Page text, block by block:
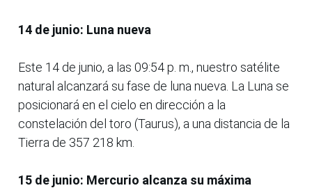
14 de junio: Luna nueva
Este 14 de junio, a las 09:54 p. m., nuestro satélite
natural alcanzará su fase de luna nueva. La Luna se
posicionará en el cielo en dirección a la
constelación del toro (Taurus), a una distancia de la
Tierra de 357 218 km.
15 de junio: Mercurio alcanza su máxima